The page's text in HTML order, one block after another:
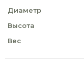
Диаметр
Высота
Вес